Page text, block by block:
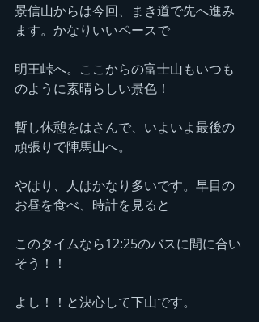
景信山からは今回、まき道で先へ進み
ます。かなりいいペースで
明王峠へ。ここからの富士山もいつも
のように素晴らしい景色！
暫し休憩をはさんで、いよいよ最後の
頑張りで陣馬山へ。
やはり、人はかなり多いです。早目の
お昼を食べ、時計を見ると
このタイムなら12:25のバスに間に合い
そう！！
よし！！と決心して下山です。